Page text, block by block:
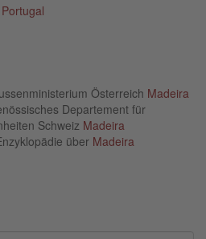
Portugal
Österreich Madeira
Departement für
Schweiz Madeira
über Madeira